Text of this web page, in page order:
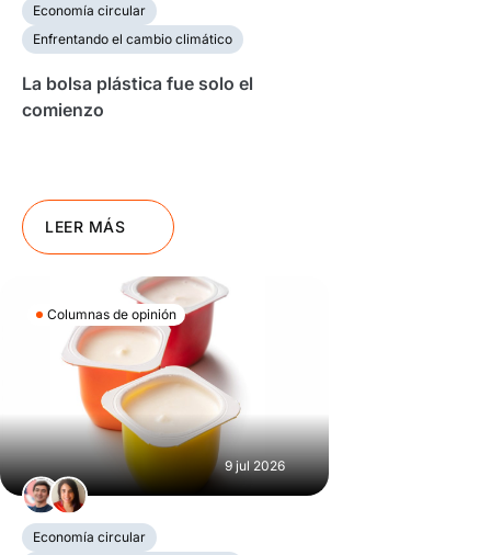
Economía circular
Enfrentando el cambio climático
La bolsa plástica fue solo el
comienzo
LEER MÁS
Columnas de opinión
9 jul 2026
Economía circular